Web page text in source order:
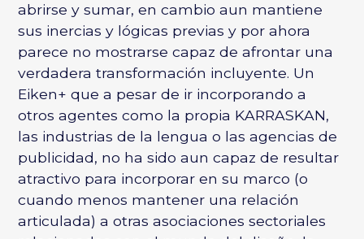
abrirse y sumar, en cambio aun mantiene
sus inercias y lógicas previas y por ahora
parece no mostrarse capaz de afrontar una
verdadera transformación incluyente. Un
Eiken+ que a pesar de ir incorporando a
otros agentes como la propia KARRASKAN,
las industrias de la lengua o las agencias de
publicidad, no ha sido aun capaz de resultar
atractivo para incorporar en su marco (o
cuando menos mantener una relación
articulada) a otras asociaciones sectoriales